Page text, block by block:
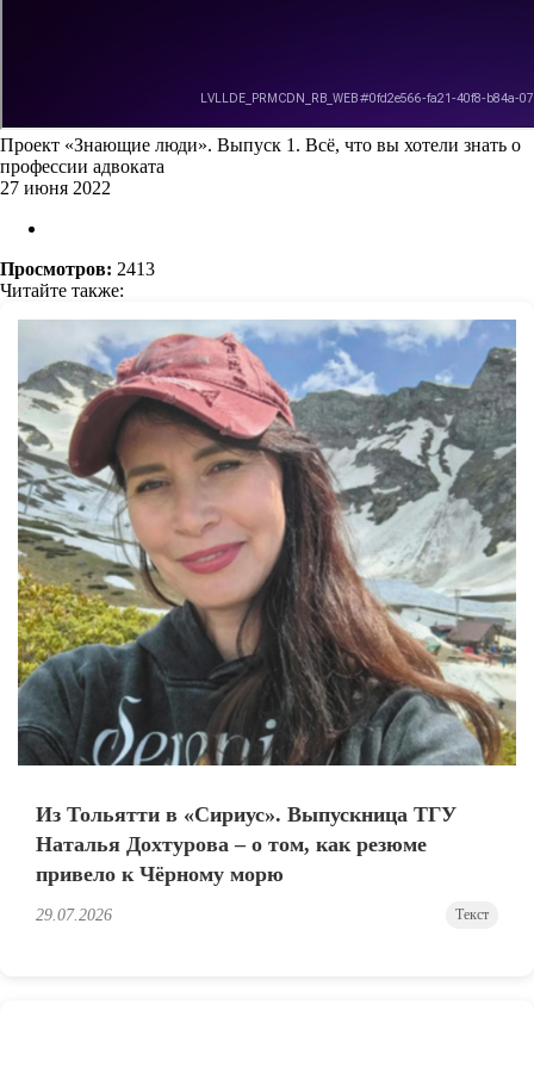
Проект «Знающие люди». Выпуск 1. Всё, что вы хотели знать о
профессии адвоката
27 июня 2022
Просмотров: 2413
Читайте также:
Из Тольятти в «Сириус». Выпускница ТГУ
Наталья Дохтурова – о том, как резюме
привело к Чёрному морю
29.07.2026 Текст